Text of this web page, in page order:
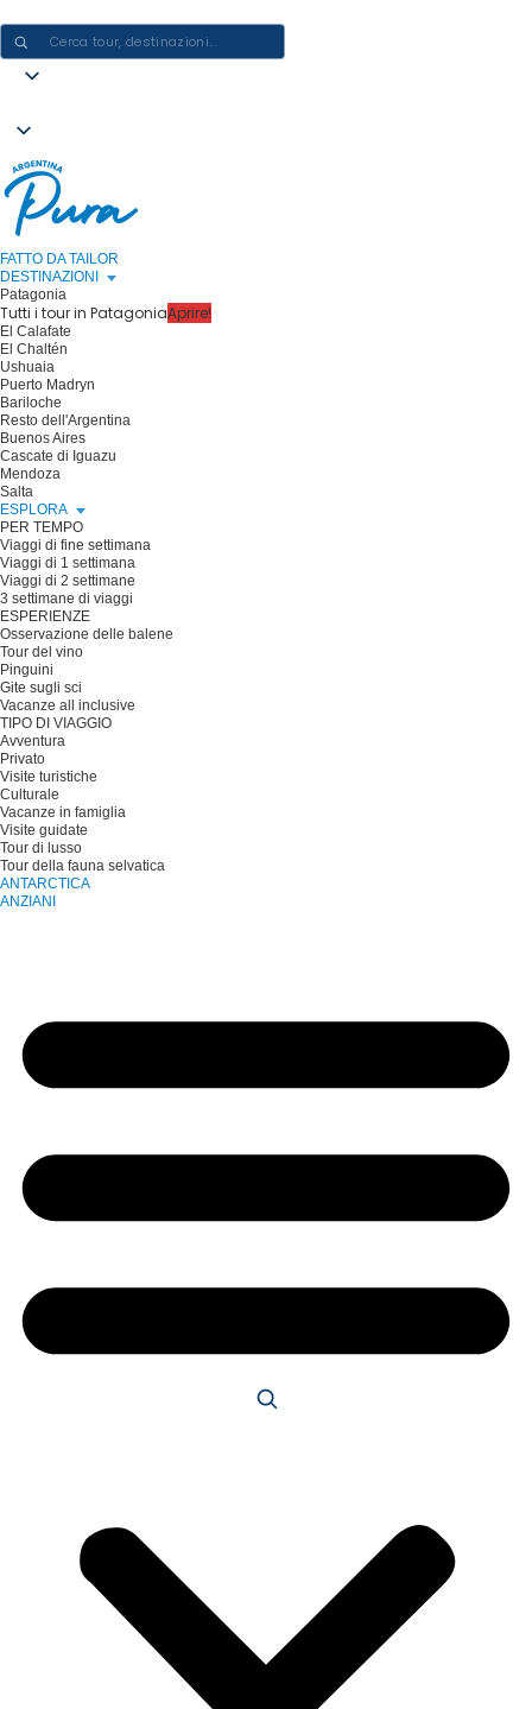
FATTO DA TAILOR
DESTINAZIONI
Patagonia
Tutti i tour in PatagoniaAprire!
El Calafate
El Chaltén
Ushuaia
Puerto Madryn
Bariloche
Resto dell'Argentina
Buenos Aires
Cascate di Iguazu
Mendoza
Salta
ESPLORA
PER TEMPO
Viaggi di fine settimana
Viaggi di 1 settimana
Viaggi di 2 settimane
3 settimane di viaggi
ESPERIENZE
Osservazione delle balene
Tour del vino
Pinguini
Gite sugli sci
Vacanze all inclusive
TIPO DI VIAGGIO
Avventura
Privato
Visite turistiche
Culturale
Vacanze in famiglia
Visite guidate
Tour di lusso
Tour della fauna selvatica
ANTARCTICA
ANZIANI